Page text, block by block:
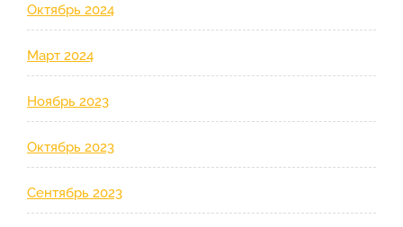
Октябрь 2024
Март 2024
Ноябрь 2023
Октябрь 2023
Сентябрь 2023